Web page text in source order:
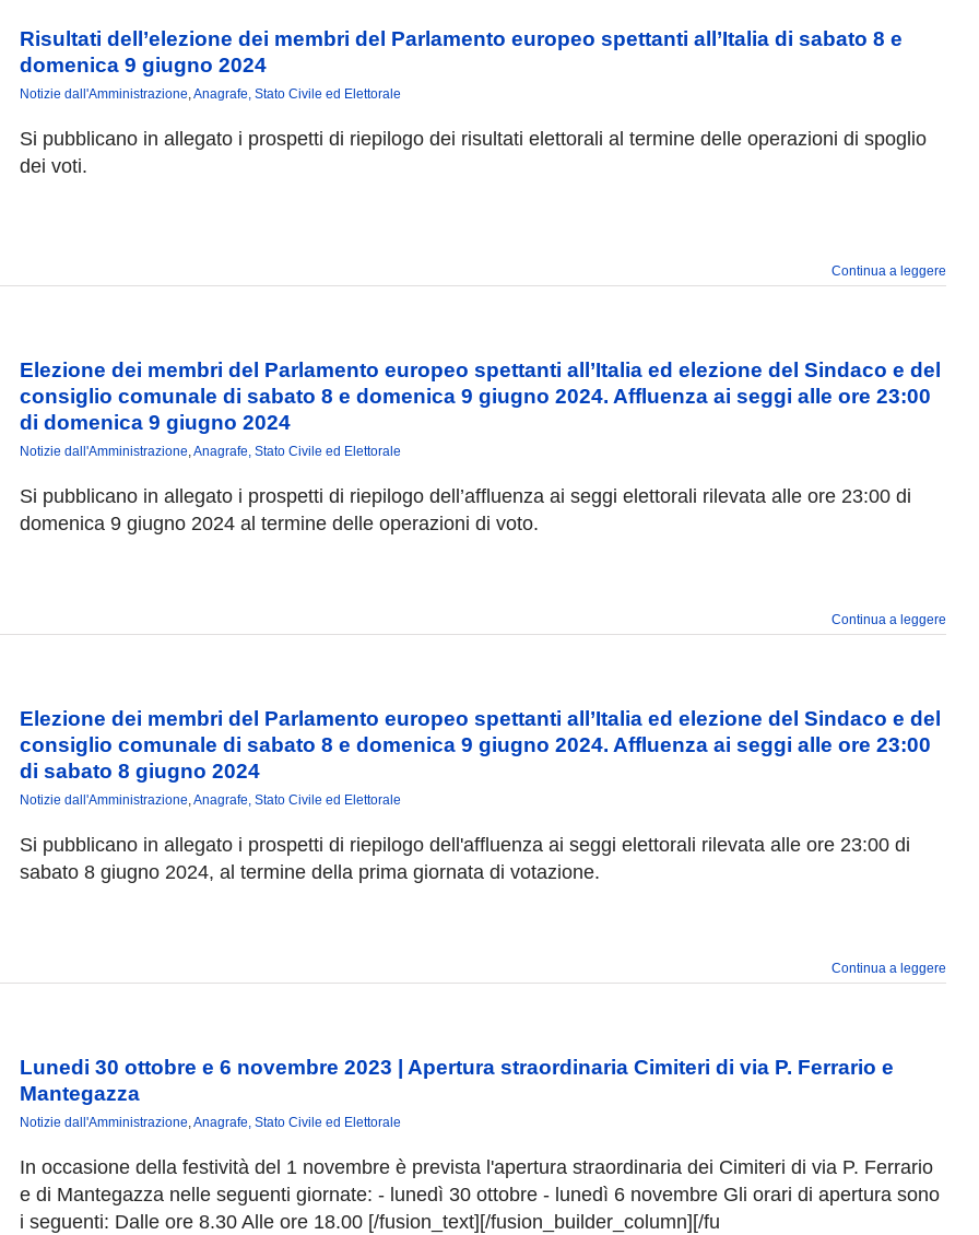
Risultati dell’elezione dei membri del Parlamento europeo spettanti all’Italia di sabato 8 e
domenica 9 giugno 2024
Notizie dall'Amministrazione,Anagrafe, Stato Civile ed Elettorale
Si pubblicano in allegato i prospetti di riepilogo dei risultati elettorali al termine delle operazioni di spoglio
dei voti.
Continua a leggere
Elezione dei membri del Parlamento europeo spettanti all’Italia ed elezione del Sindaco e del
consiglio comunale di sabato 8 e domenica 9 giugno 2024. Affluenza ai seggi alle ore 23:00
di domenica 9 giugno 2024
Notizie dall'Amministrazione,Anagrafe, Stato Civile ed Elettorale
Si pubblicano in allegato i prospetti di riepilogo dell’affluenza ai seggi elettorali rilevata alle ore 23:00 di
domenica 9 giugno 2024 al termine delle operazioni di voto.
Continua a leggere
Elezione dei membri del Parlamento europeo spettanti all’Italia ed elezione del Sindaco e del
consiglio comunale di sabato 8 e domenica 9 giugno 2024. Affluenza ai seggi alle ore 23:00
di sabato 8 giugno 2024
Notizie dall'Amministrazione,Anagrafe, Stato Civile ed Elettorale
Si pubblicano in allegato i prospetti di riepilogo dell'affluenza ai seggi elettorali rilevata alle ore 23:00 di
sabato 8 giugno 2024, al termine della prima giornata di votazione.
Continua a leggere
Lunedi 30 ottobre e 6 novembre 2023 | Apertura straordinaria Cimiteri di via P. Ferrario e
Mantegazza
Notizie dall'Amministrazione,Anagrafe, Stato Civile ed Elettorale
In occasione della festività del 1 novembre è prevista l'apertura straordinaria dei Cimiteri di via P. Ferrario
e di Mantegazza nelle seguenti giornate: - lunedì 30 ottobre - lunedì 6 novembre Gli orari di apertura sono
i seguenti: Dalle ore 8.30 Alle ore 18.00 [/fusion_text][/fusion_builder_column][/fu